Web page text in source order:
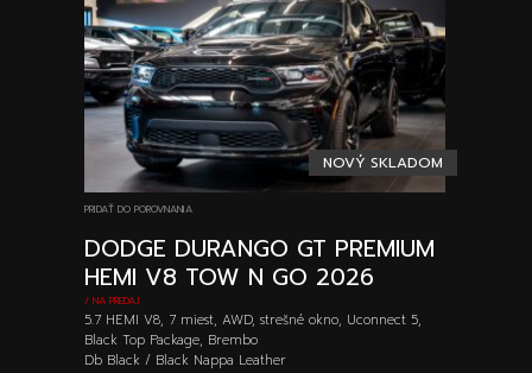
NOVÝ SKLADOM
PRIDAŤ DO POROVNANIA
DODGE DURANGO GT PREMIUM
HEMI V8 TOW N GO 2026
/ NA PREDAJ
5.7 HEMI V8, 7 miest, AWD, strešné okno, Uconnect 5,
Black Top Package, Brembo
Db Black / Black Nappa Leather